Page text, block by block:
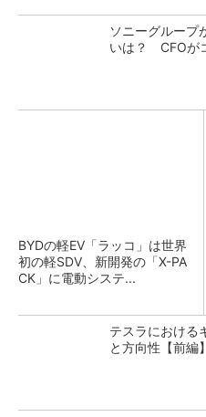
ソニーグループ
いは？ CFOが
BYDの軽EV「ラッコ」は世界
初の軽SDV、新開発の「X-PA
CK」に電動システ...
テスラにおける
と方向性【前編】